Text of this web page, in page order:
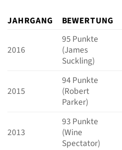
JAHRGANG BEWERTUNG
2016
95 Punkte
(James
Suckling)
2015
94 Punkte
(Robert
Parker)
2013
93 Punkte
(Wine
Spectator)